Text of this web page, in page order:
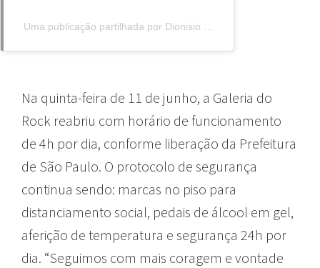
Na quinta-feira de 11 de junho, a Galeria do
Rock reabriu com horário de funcionamento
de 4h por dia, conforme liberação da Prefeitura
de São Paulo. O protocolo de segurança
continua sendo: marcas no piso para
distanciamento social, pedais de álcool em gel,
aferição de temperatura e segurança 24h por
dia. “Seguimos com mais coragem e vontade